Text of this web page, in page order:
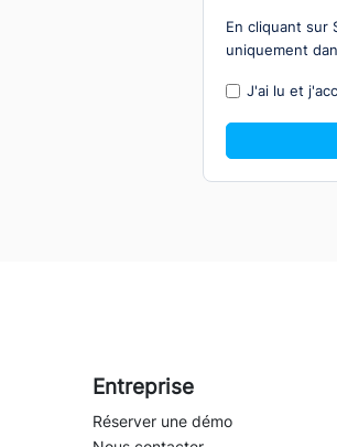
En cliquant sur
uniquement
J'ai lu et
Entreprise
Réserver une démo